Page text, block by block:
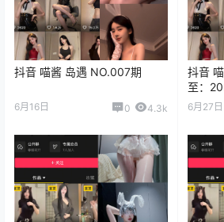
抖音 喵酱 岛遇 NO.007期
6月16日 0 4.3k
抖音
至：
6月27日